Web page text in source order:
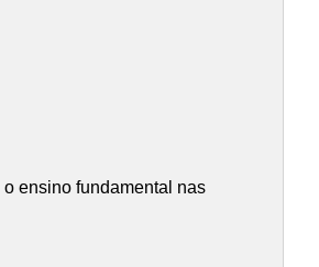
ensino fundamental nas